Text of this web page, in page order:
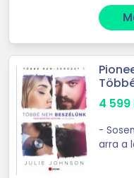
4 599
-
arra a